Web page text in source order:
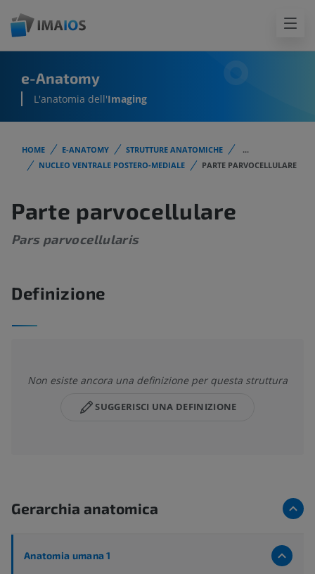
e-Anatomy
L'anatomia dell'Imaging
HOME E-ANATOMY STRUTTURE ANATOMICHE
...
NUCLEO VENTRALE POSTERO-MEDIALE
PARTE PARVOCELLULARE
Parte parvocellulare
Pars parvocellularis
Definizione
Non esiste ancora una definizione per questa struttura
SUGGERISCI UNA DEFINIZIONE
Gerarchia anatomica
Anatomia umana 1